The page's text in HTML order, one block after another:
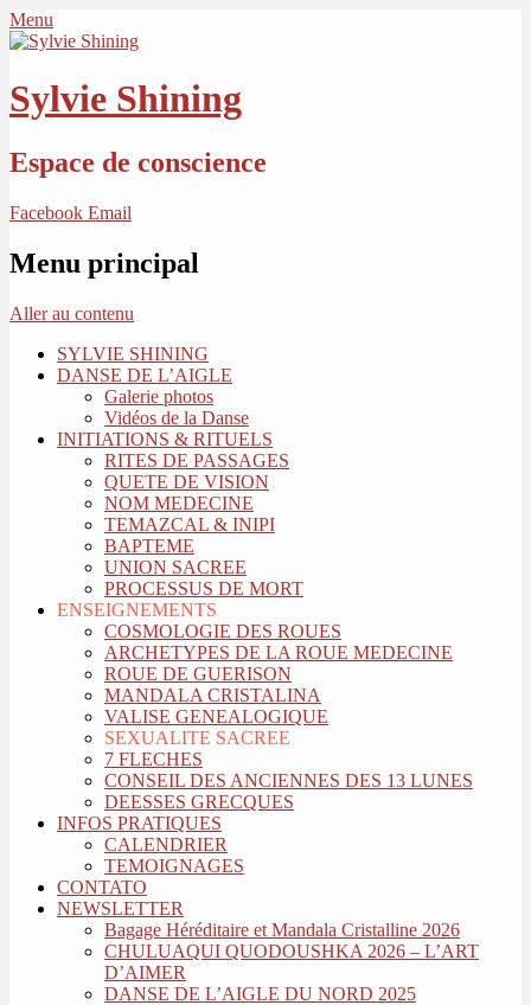
Menu
Sylvie Shining
Espace de conscience
Facebook Email
Menu principal
Aller au contenu
SYLVIE SHINING
DANSE DE L’AIGLE
Galerie photos
Vidéos de la Danse
INITIATIONS & RITUELS
RITES DE PASSAGES
QUETE DE VISION
NOM MEDECINE
TEMAZCAL & INIPI
BAPTEME
UNION SACREE
PROCESSUS DE MORT
ENSEIGNEMENTS
COSMOLOGIE DES ROUES
ARCHETYPES DE LA ROUE MEDECINE
ROUE DE GUERISON
MANDALA CRISTALINA
VALISE GENEALOGIQUE
SEXUALITE SACREE
7 FLECHES
CONSEIL DES ANCIENNES DES 13 LUNES
DEESSES GRECQUES
INFOS PRATIQUES
CALENDRIER
TEMOIGNAGES
CONTATO
NEWSLETTER
Bagage Héréditaire et Mandala Cristalline 2026
CHULUAQUI QUODOUSHKA 2026 – L’ART
D’AIMER
DANSE DE L’AIGLE DU NORD 2025